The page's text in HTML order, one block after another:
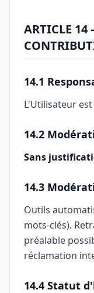
ARTICLE 14
14.1
L'Utilisateur est
14.2
Sans
14.3
Outils
mots-clés).
préalable
réclamation
14.4 Statut